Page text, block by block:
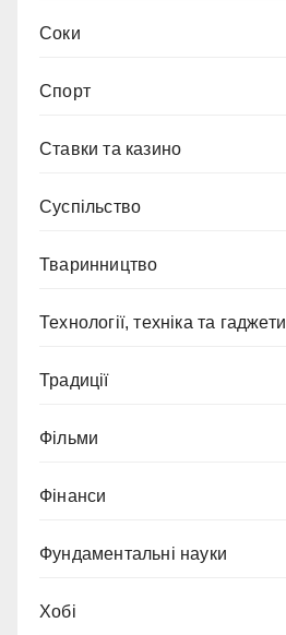
Соки
Спорт
Ставки та казино
Суспільство
Тваринництво
Технології, техніка та гаджети
Традиції
Фільми
Фінанси
Фундаментальні науки
Хобі